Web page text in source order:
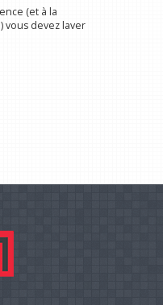
(et à la
vous devez laver